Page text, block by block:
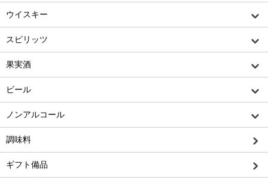
ウイスキー
スピリッツ
果実酒
ビール
ノンアルコール
調味料
ギフト備品